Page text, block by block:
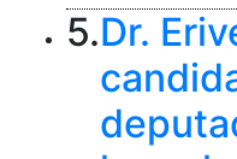
5.Dr.